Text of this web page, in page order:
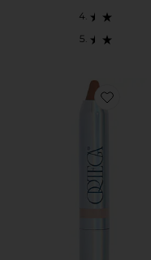
Favorite